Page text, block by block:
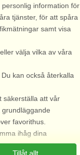
information för
tjänster, för att spåra
samt visa
välja vilka av våra
Du kan också återkalla
säkerställa att vår
favorithus.
ihåg dina
ankomstdatum
Tillåt allt